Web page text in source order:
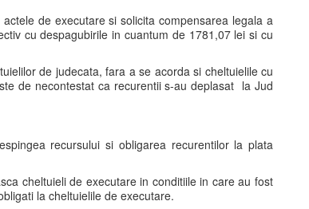
de executare si solicita compensarea legala a
cu despagubirile in cuantum de 1781,07 lei si cu
de judecata, fara a se acorda si cheltuielile cu
de necontestat ca recurentii s-au deplasat la Jud
recursului si obligarea recurentilor la plata
cheltuieli de executare in conditiile in care au fost
la cheltuielile de executare.